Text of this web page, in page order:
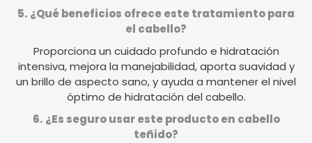
5. ¿Qué beneficios ofrece este tratamiento para
el cabello?
Proporciona un cuidado profundo e hidratación
intensiva, mejora la manejabilidad, aporta suavidad y
un brillo de aspecto sano, y ayuda a mantener el nivel
óptimo de hidratación del cabello.
6. ¿Es seguro usar este producto en cabello
teñido?